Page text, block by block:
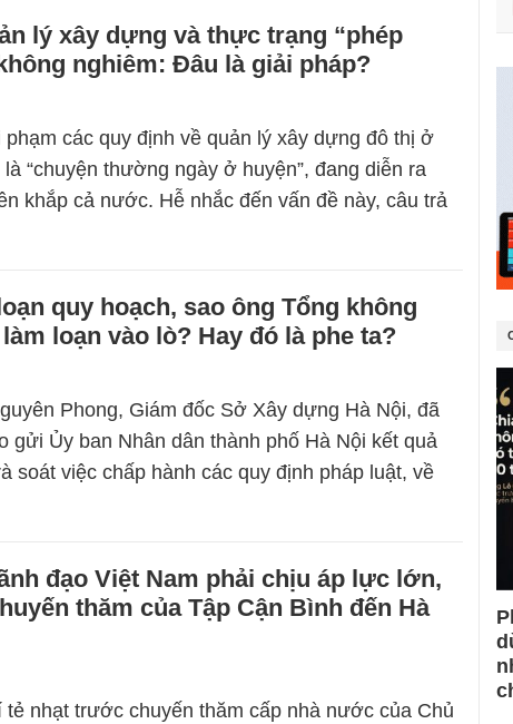
lý xây dựng và thực trạng “phép
nghiêm: Đâu là giải pháp?
phạm các quy định về quản lý xây dựng đô thị ở
“chuyện thường ngày ở huyện”, đang diễn ra
khắp cả nước. Hễ nhắc đến vấn đề này, câu trả
quy hoạch, sao ông Tổng không
loạn vào lò? Hay đó là phe ta?
Phong, Giám đốc Sở Xây dựng Hà Nội, đã
gửi Ủy ban Nhân dân thành phố Hà Nội kết quả
soát việc chấp hành các quy định pháp luật, về
đạo Việt Nam phải chịu áp lực lớn,
thăm của Tập Cận Bình đến Hà
tẻ nhạt trước chuyến thăm cấp nhà nước của Chủ